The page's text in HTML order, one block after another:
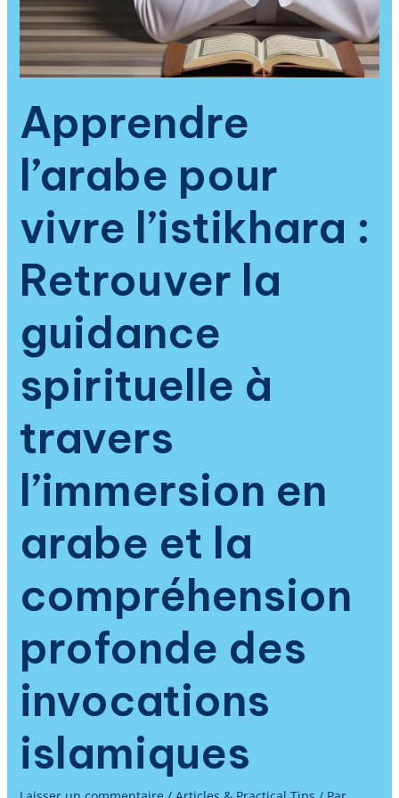
Apprendre
l’arabe pour
vivre l’istikhara :
Retrouver la
guidance
spirituelle à
travers
l’immersion en
arabe et la
compréhension
profonde des
invocations
islamiques
arabe
et
la
compréhension
des
invocations
islamiques